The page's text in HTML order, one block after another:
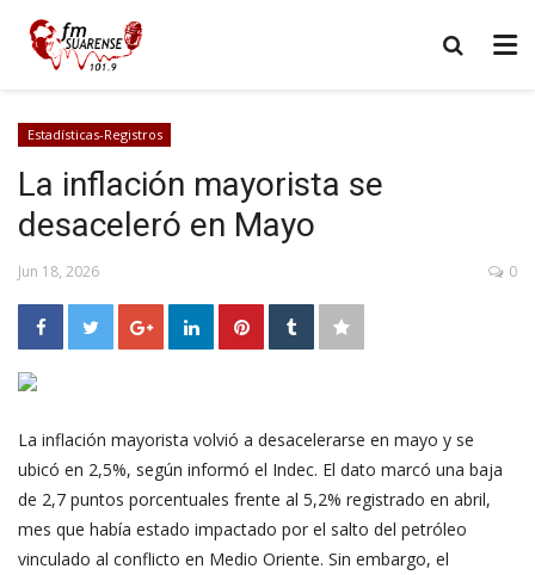
Estadísticas-Registros
La inflación mayorista se
desaceleró en Mayo
Jun 18, 2026 0
La inflación mayorista volvió a desacelerarse en mayo y se
ubicó en 2,5%, según informó el Indec. El dato marcó una baja
de 2,7 puntos porcentuales frente al 5,2% registrado en abril,
mes que había estado impactado por el salto del petróleo
vinculado al conflicto en Medio Oriente. Sin embargo, el